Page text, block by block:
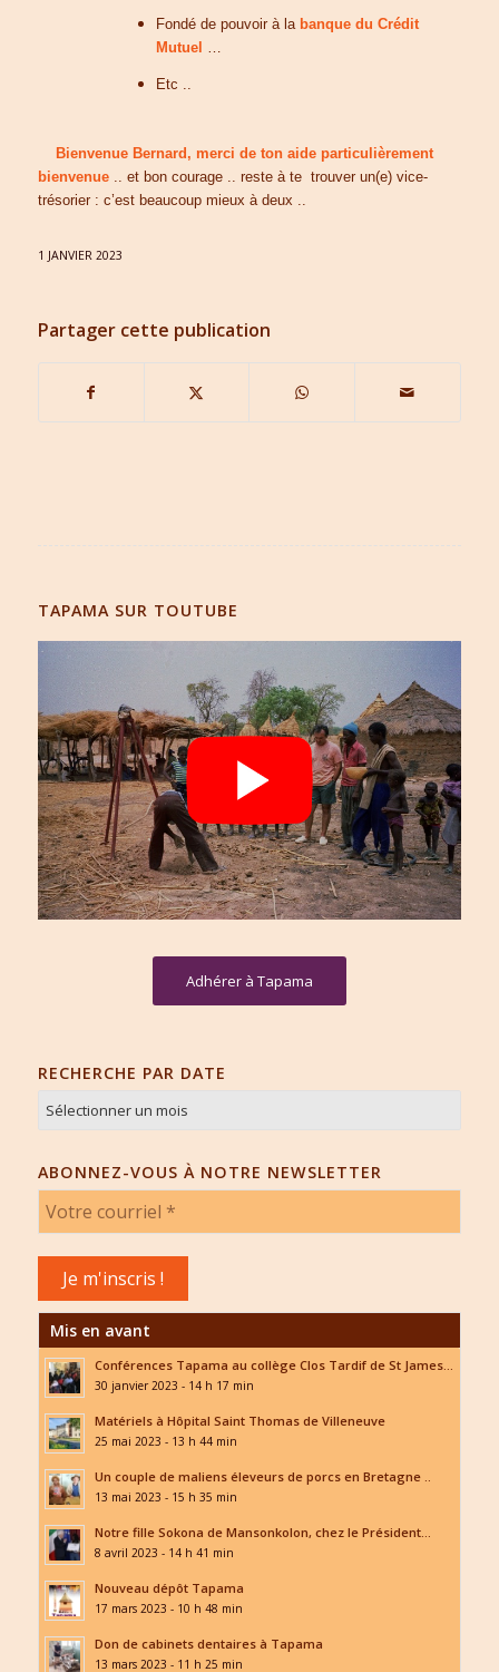
Fondé de pouvoir à la banque du Crédit
Mutuel …
Etc ..
Bienvenue Bernard, merci de ton aide particulièrement
bienvenue.. et bon courage .. reste à te trouver un(e) vice-
trésorier : c’est beaucoup mieux à deux ..
1 JANVIER 2023
Partager cette publication
TAPAMA SUR TOUTUBE
Adhérer à Tapama
RECHERCHE PAR DATE
ABONNEZ-VOUS À NOTRE NEWSLETTER
Mis en avant
Conférences Tapama au collège Clos Tardif de St James...
30 janvier 2023 - 14 h 17 min
Matériels à Hôpital Saint Thomas de Villeneuve
25 mai 2023 - 13 h 44 min
Un couple de maliens éleveurs de porcs en Bretagne ..
13 mai 2023 - 15 h 35 min
Notre fille Sokona de Mansonkolon, chez le Président...
8 avril 2023 - 14 h 41 min
Nouveau dépôt Tapama
17 mars 2023 - 10 h 48 min
Don de cabinets dentaires à Tapama
13 mars 2023 - 11 h 25 min